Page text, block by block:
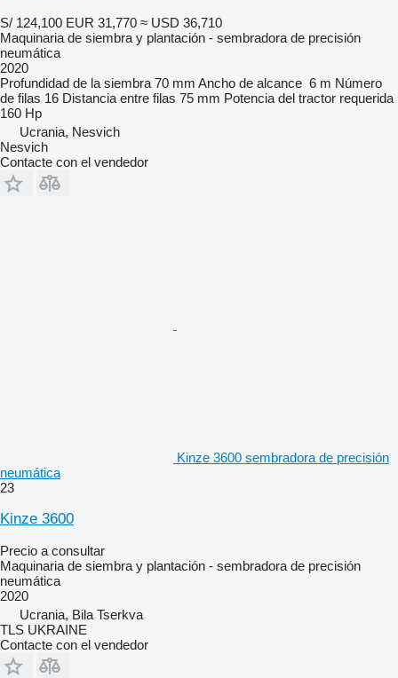
S/ 124,100 EUR 31,770 ≈ USD 36,710
Maquinaria de siembra y plantación - sembradora de precisión
neumática
2020
Profundidad de la siembra 70 mm Ancho de alcance 6 m Número
de filas 16 Distancia entre filas 75 mm Potencia del tractor requerida
160 Hp
Ucrania, Nesvich
Nesvich
Contacte con el vendedor
Kinze 3600 sembradora de precisión
neumática
23
Kinze 3600
Precio a consultar
Maquinaria de siembra y plantación - sembradora de precisión
neumática
2020
Ucrania, Bila Tserkva
TLS UKRAINE
Contacte con el vendedor